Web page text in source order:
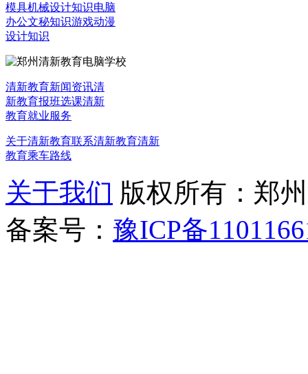
模具机械设计知识电脑
办公文秘知识游戏动漫
设计知识
清新教育新闻资讯清
新教育报班选课清新
教育就业服务
关于清新教育联系清新教育清新
教育乘车路线
关于我们 版权所有：郑
备案号： 豫ICP备